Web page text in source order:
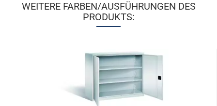
WEITERE FARBEN/AUSFÜHRUNGEN DES
PRODUKTS: